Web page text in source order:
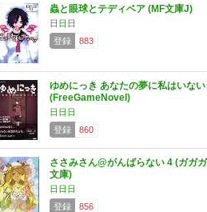
蟲と眼球とテディベア (MF文庫J)
日日日
登録
883
ゆめにっき あなたの夢に私はいない
(FreeGameNovel)
日日日
登録
860
ささみさん@がんばらない 4 (ガガガ
文庫)
日日日
登録
856